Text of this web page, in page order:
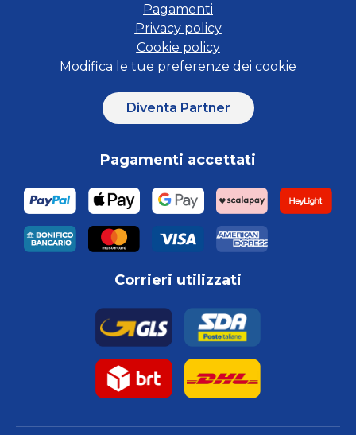
Pagamenti
Privacy policy
Cookie policy
Modifica le tue preferenze dei cookie
Diventa Partner
Pagamenti accettati
Corrieri utilizzati